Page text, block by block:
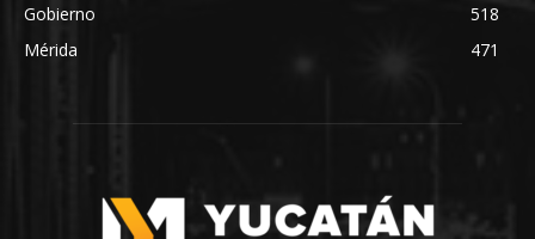
Gobierno
518
Mérida
471